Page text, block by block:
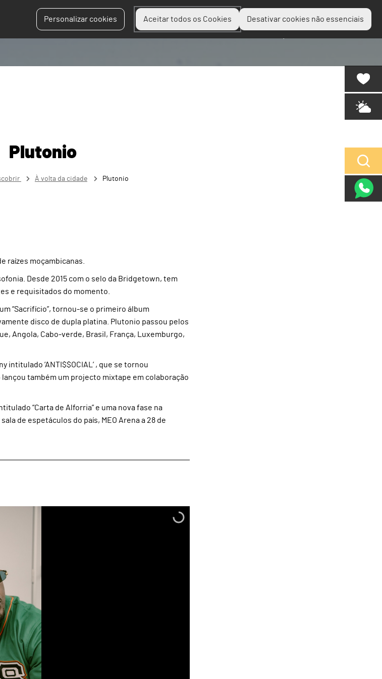
Personalizar cookies Aceitar todos os Cookies Desativar cookies não essenciais
Planear Descobrir
Plutonio
À volta da cidade Plutonio
raízes moçambicanas.
Desde 2015 com o selo da Bridgetown, tem
e requisitados do momento.
“Sacrifício”, tornou-se o primeiro álbum
disco de dupla platina. Plutonio passou pelos
Angola, Cabo-verde, Brasil, França, Luxemburgo,
intitulado ‘ANTI$$OCIAL’ , que se tornou
também um projecto mixtape em colaboração
“Carta de Alforria” e uma nova fase na
de espetáculos do país, MEO Arena a 28 de